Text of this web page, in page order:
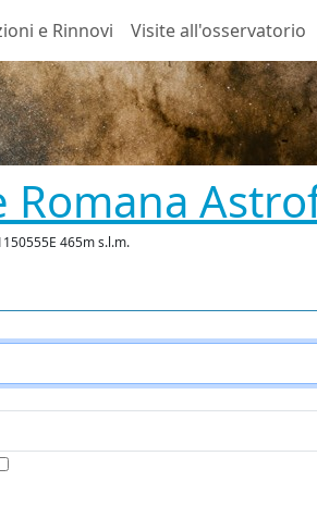
e Rinnovi Visite all'osservatorio
Romana
465m s.l.m.